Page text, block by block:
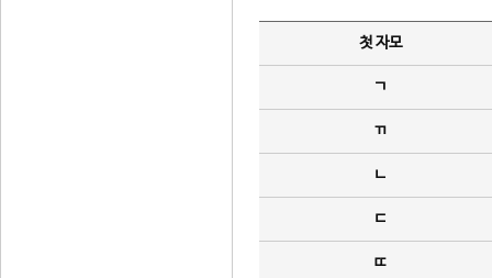
첫 자모
ㄱ
ㄲ
ㄴ
ㄷ
ㄸ